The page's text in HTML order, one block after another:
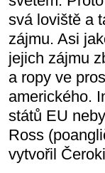
svá loviště a
zájmu. Asi
jejich zájmu
a ropy ve
amerického.
států EU
Ross
vytvořil